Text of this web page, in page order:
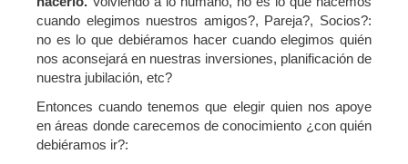
cuando elegimos nuestros amigos?, Pareja?, Socios?:
no es lo que debiéramos hacer cuando elegimos quién
nos aconsejará en nuestras inversiones, planificación de
nuestra jubilación, etc?
Entonces cuando tenemos que elegir quien nos apoye
en áreas donde carecemos de conocimiento ¿con quién
debiéramos ir?: